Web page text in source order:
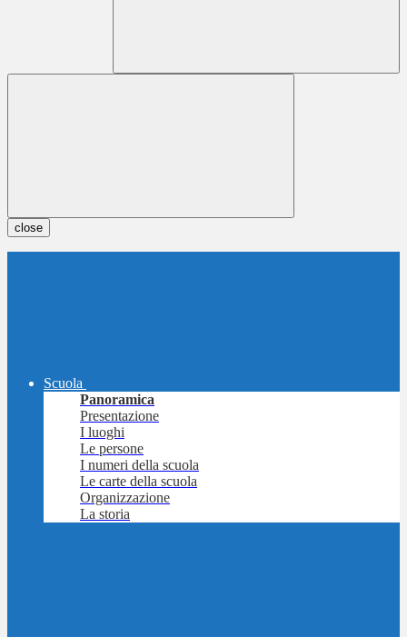
close
Scuola
Panoramica
Presentazione
I luoghi
Le persone
I numeri della scuola
Le carte della scuola
Organizzazione
La storia